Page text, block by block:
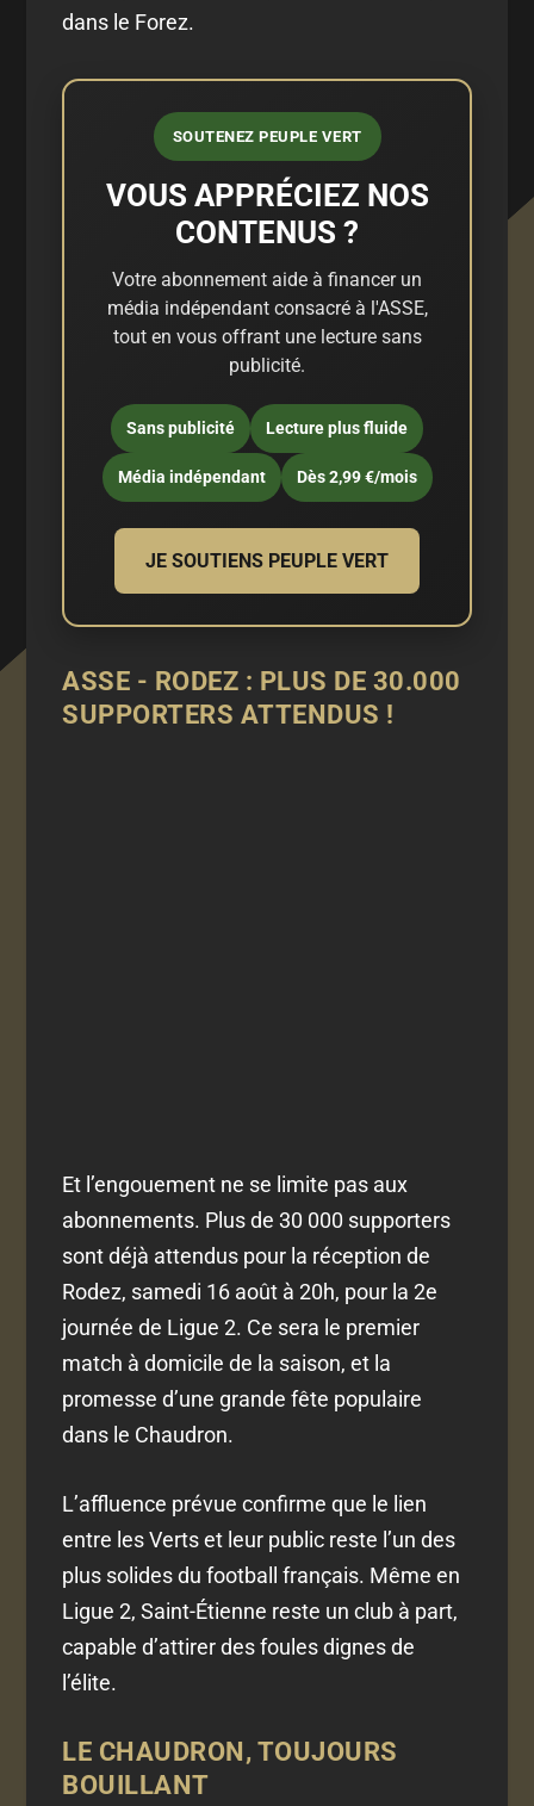
dans le Forez.
SOUTENEZ PEUPLE VERT
VOUS APPRÉCIEZ NOS
CONTENUS ?
Votre abonnement aide à financer un
média indépendant consacré à l'ASSE,
tout en vous offrant une lecture sans
publicité.
Sans publicité Lecture plus fluide
Média indépendant Dès 2,99 €/mois
JE SOUTIENS PEUPLE VERT
ASSE - RODEZ : PLUS DE 30.000
SUPPORTERS ATTENDUS !
Et l’engouement ne se limite pas aux
abonnements. Plus de 30 000 supporters
sont déjà attendus pour la réception de
Rodez, samedi 16 août à 20h, pour la 2e
journée de Ligue 2. Ce sera le premier
match à domicile de la saison, et la
promesse d’une grande fête populaire
dans le Chaudron.
L’affluence prévue confirme que le lien
entre les Verts et leur public reste l’un des
plus solides du football français. Même en
Ligue 2, Saint-Étienne reste un club à part,
capable d’attirer des foules dignes de
l’élite.
LE CHAUDRON, TOUJOURS
BOUILLANT